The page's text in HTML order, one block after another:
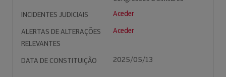
INCIDENTES JUDICIAIS
Aceder
ALERTAS DE ALTERAÇÕES
RELEVANTES
Aceder
DATA DE CONSTITUIÇÃO 2025/05/13